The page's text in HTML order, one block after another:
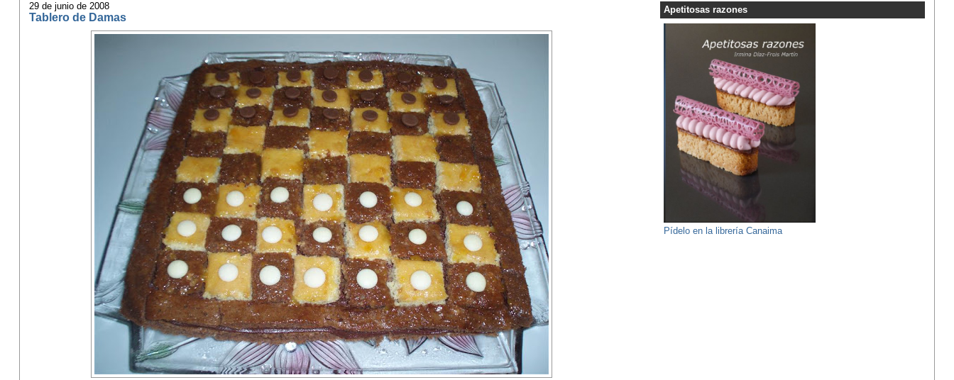
29 de junio de 2008
Tablero de Damas
Apetitosas razones
Pídelo en la librería Canaima